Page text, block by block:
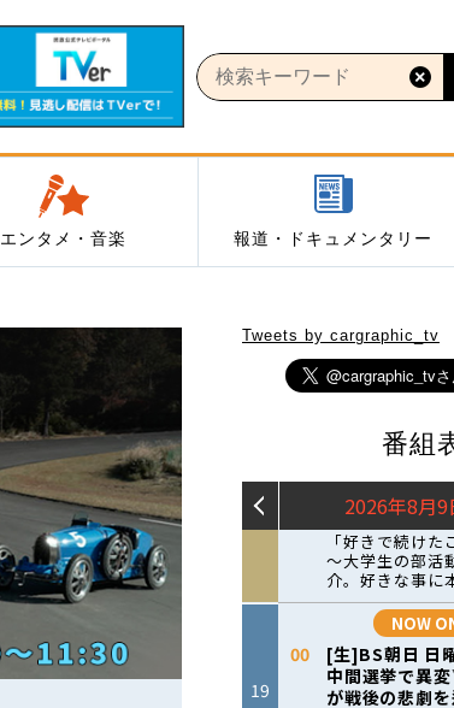
エンタメ・音楽 報道・ドキュメンタリー
Tweets by cargraphic_tv
番組